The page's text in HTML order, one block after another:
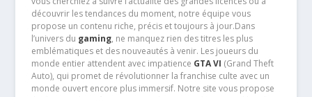
découvrir les tendances du moment, notre équipe vous
propose un contenu riche, précis et toujours à jour.Dans
l’univers du gaming, ne manquez rien des titres les plus
emblématiques et des nouveautés à venir. Les joueurs du
monde entier attendent avec impatience GTA VI (Grand Theft
Auto), qui promet de révolutionner la franchise culte avec un
monde ouvert encore plus immersif. Notre site vous propose